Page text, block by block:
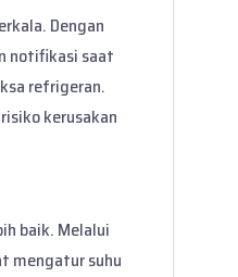
Dengan
notifikasi saat
refrigeran.
kerusakan
baik. Melalui
mengatur suhu